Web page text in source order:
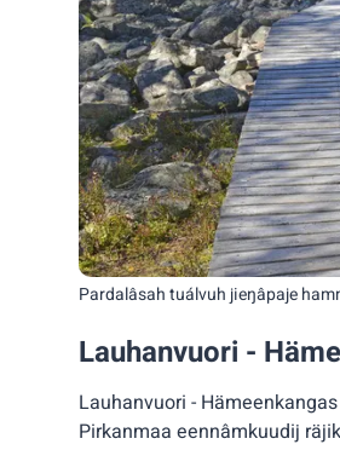
Lauhanvuori -
Lauhanvuori -
Pirkanmaa eennâmkuudij
Pardalâsah tuálvuh jieŋâpaje